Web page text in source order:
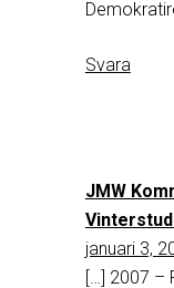
Svara
JMW
januari 3,
[…] 2007 –